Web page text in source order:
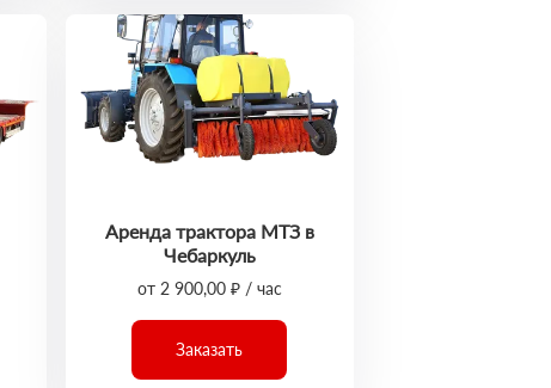
Аренда трактора МТЗ в
Чебаркуль
от 2 900,00 ₽ / час
Заказать